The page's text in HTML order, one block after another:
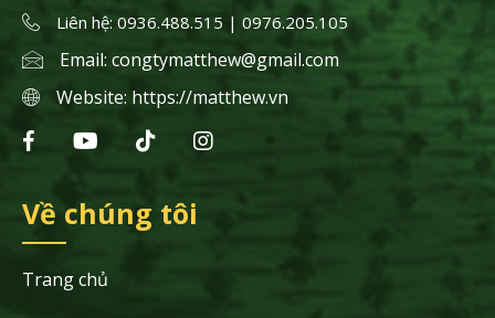
Liên hệ: 0936.488.515 | 0976.205.105
Email: congtymatthew@gmail.com
Website: https://matthew.vn
Về chúng tôi
Trang chủ